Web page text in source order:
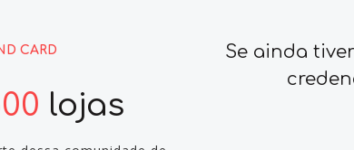
CARD
lojas
Se ainda